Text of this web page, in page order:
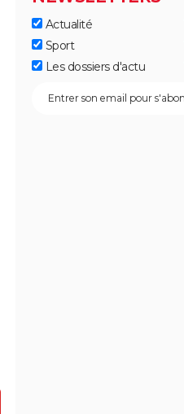
Actualité
Sport
Les dossiers d'actu